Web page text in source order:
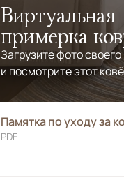
Виртуальная
примерка
Загрузите фото
и посмотрите этот
Памятка по уходу за
PDF